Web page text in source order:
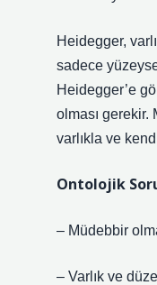
Heidegger,
sadece
Heidegger’e
olması gerekir.
varlıkla ve
Ontolojik
– Müdebbir
– Varlık ve